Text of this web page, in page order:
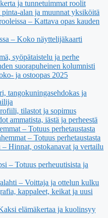
ja tunnetuimmat roolit
alan ja muunnat yksiköitä
– Kattava opas kauden
– Koko näyttelijäkaarti
syöpätaistelu ja perhe
suorapuheinen kolumnisti
ja ostoopas 2025
tangokuningasehdokas ja
tilastot ja sopimus
ammatista, iästä ja perheestä
– Totuus perhetaustasta
– Totuus perhetaustasta
Hinnat, ostokanavat ja vertailu
– Totuus perheuutisista ja
– Voittaja ja ottelun kulku
kappaleet, keikat ja uusi
elämäkertaa ja kuolinsyy